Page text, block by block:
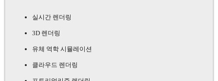
실시간 렌더링
3D 렌더링
유체 역학 시뮬레이션
클라우드 렌더링